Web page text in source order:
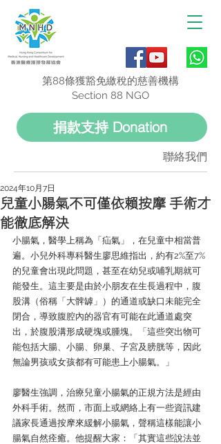
聯絡我們
捐款支持 Donation
第88條獲豁免繳稅的慈善機構
Section 88 NGO
兒童小腸氣不可僅依賴按摩 手術才
能徹底解決
2024年10月7日
小腸氣，醫學上稱為「疝氣」，在兒童中相當普
遍。小兒外科專科醫生廖思維指出，約有2%至7%
的兒童會出現此問題，甚至在幼兒或哺乳期就可
能發生。這主要是由於小朋友在生長過程中，腹
股溝（俗稱「大髀罅」）的通道或缺口未能完全
閉合，導致腹腔內的器官有可能在此通道處突
出，於腹股溝形成硬塊或腫塊。「這些突出物可
能包括大腸、小腸、卵巢、子宮及膀胱等，因此
無論男孩或女孩都有可能患上小腸氣。」
廖醫生強調，治療兒童小腸氣的正規方法是經由
外科手術。然而，市面上或網絡上有一些資訊建
議家長通過按摩來緩解小腸氣，聲稱這樣能讓小
腸氣自然痊癒。他提醒大家：「其實這些說法並